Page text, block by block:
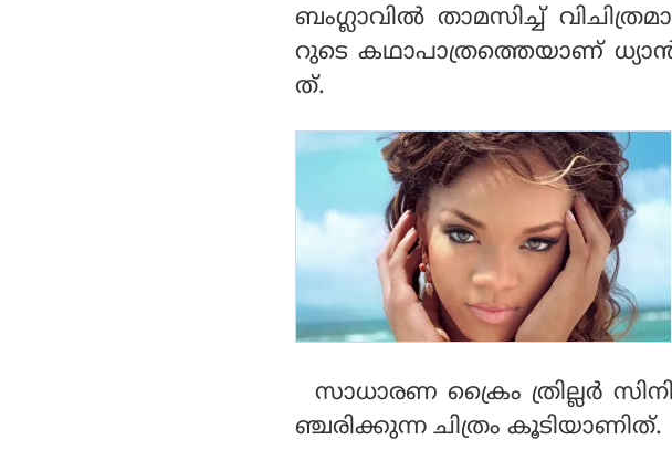
ബംഗ്ലാവില്‍ താമസിച്ച്
റുടെ കഥാപാത്രത്തെയാണ്
ത്.
സാധാരണ ക്രൈം ത്രില്ലര്‍
ഞ്ചരിക്കുന്ന ചിത്രം കൂടിയാണിത്.